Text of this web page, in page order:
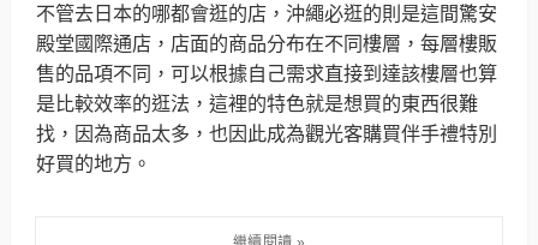
不管去日本的哪都會逛的店，沖繩必逛的則是這間驚安
殿堂國際通店，店面的商品分布在不同樓層，每層樓販
售的品項不同，可以根據自己需求直接到達該樓層也算
是比較效率的逛法，這裡的特色就是想買的東西很難
找，因為商品太多，也因此成為觀光客購買伴手禮特別
好買的地方。